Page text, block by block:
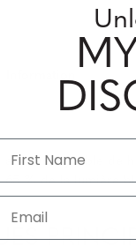
inoxydable de
% de la lumière